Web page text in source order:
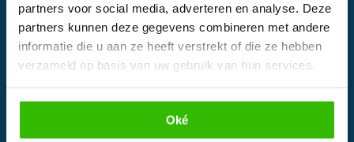
partners voor social media, adverteren en analyse. Deze
partners kunnen deze gegevens combineren met andere
informatie die u aan ze heeft verstrekt of die ze hebben
verzameld op basis van uw gebruik van hun services.
Oké
Impressie
Weddingplanner